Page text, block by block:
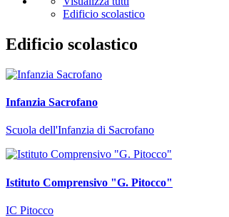
Edificio scolastico
Edificio scolastico
Infanzia Sacrofano
Scuola dell'Infanzia di Sacrofano
Istituto Comprensivo "G. Pitocco"
IC Pitocco